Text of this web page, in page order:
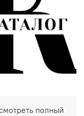
полный